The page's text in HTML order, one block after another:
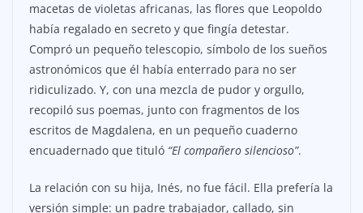
macetas de violetas africanas, las flores que Leopoldo
había regalado en secreto y que fingía detestar.
Compró un pequeño telescopio, símbolo de los sueños
astronómicos que él había enterrado para no ser
ridiculizado. Y, con una mezcla de pudor y orgullo,
recopiló sus poemas, junto con fragmentos de los
escritos de Magdalena, en un pequeño cuaderno
encuadernado que tituló “El compañero silencioso”.
La relación con su hija, Inés, no fue fácil. Ella prefería la
versión simple: un padre trabajador, callado, sin